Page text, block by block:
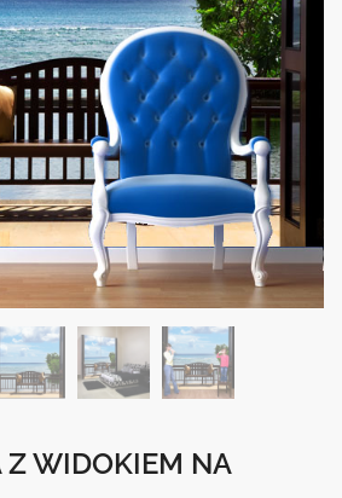
Z WIDOKIEM NA